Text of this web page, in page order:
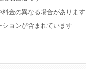
金の異なる場合があります
ョンが含まれています